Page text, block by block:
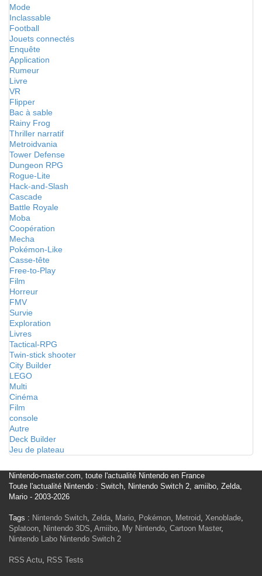
Mode
Inclassable
Football
Jouets connectés
Enquête
Application
Rumeur
Livre
VR
Flipper
Bac à sable
Rainy Frog
Thriller narratif
Metroidvania
Tower Defense
Dungeon RPG
Rogue-Lite
Hack-and-Slash
Cascade
Battle Royale
Moba
Coopération
Mecha
Pokémon-Like
Casse-tête
Free-to-Play
Film
Horreur
FMV
Survie
Exploration
Livres
Tactical-RPG
Twin-stick shooter
City Builder
LEGO
Multi
Cinéma
Film
console
Autre
Deck Builder
Jeu de plateau
Nintendo-master.com, toute l'actualité Nintendo en France
Toute l'actualité Nintendo : Switch, Nintendo Switch 2, amiibo, Zelda,
Mario - 2003-2026
Tags : Nintendo Switch, Zelda, Mario, Pokémon, Metroid, Xenoblade,
Splatoon, Nintendo 3DS, Amiibo, My Nintendo, Cartoon Master,
Nintendo Labo Nintendo Switch 2
RSS Actu, RSS Tests